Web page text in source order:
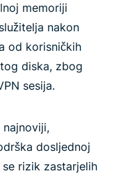
ov MCP
VPN-
memoriji
nakon
od korisničkih
diska, zbog
sesija.
dosljednoj
rizik zastarjelih